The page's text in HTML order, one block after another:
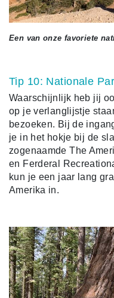
Een van onze favoriete
Tip 10: Nationale
Waarschijnlijk heb jij
op je verlanglijstje
bezoeken. Bij de
je in het hokje bij de
zogenaamde The
en Ferderal
kun je een jaar lang
Amerika in.